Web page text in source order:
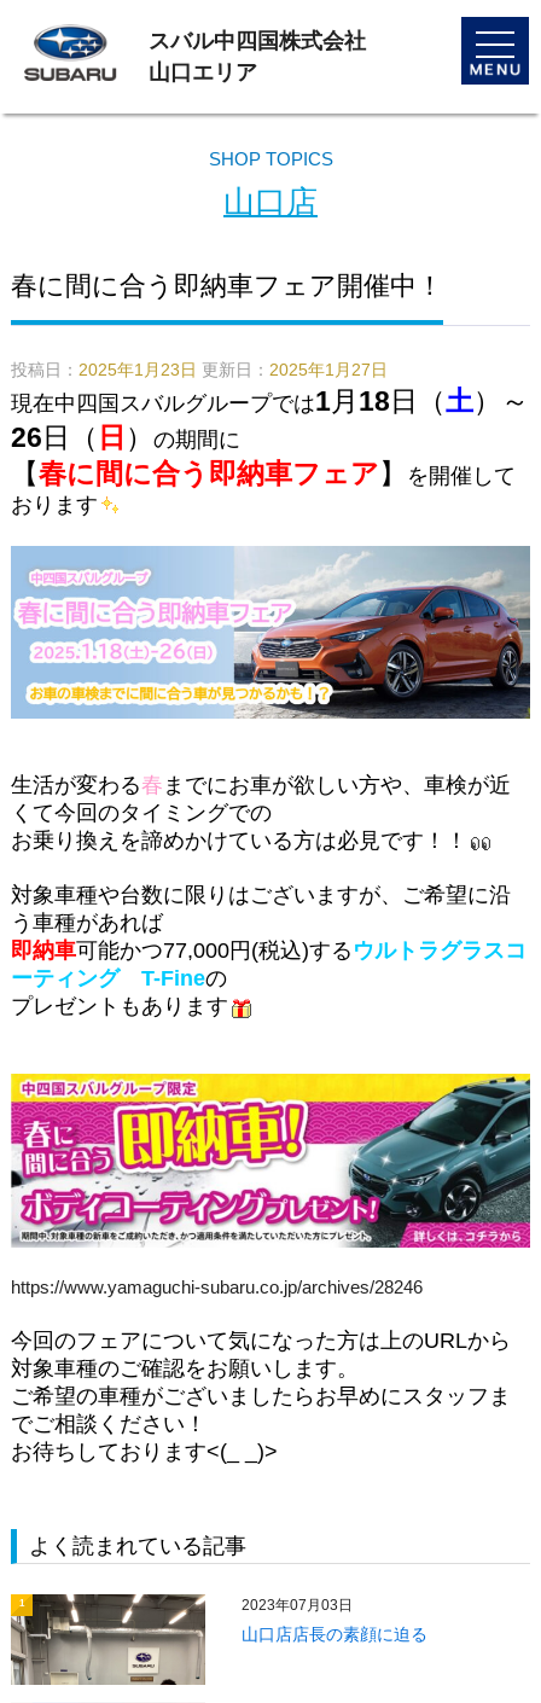
toggle
スバル中四国株式会社
山口エリア
SHOP TOPICS
山口店
春に間に合う即納車フェア開催中！
投稿日： 2025年1月23日 更新日： 2025年1月27日
現在中四国スバルグループでは1月 18日（土）～
26日（ 日 ） の期間に
【春に間に合う即納車フェア】
を開催して
おります
生活が変わる春 までにお車が欲しい方や、車検が近
くて今回のタイミングでの
お乗り換えを諦めかけている方は必見です！！
対象車種や台数に限りはございますが、ご希望に沿
う車種があれば
即納車可能かつ77,000円(税込)する ウルトラグラスコ
ーティング T-Fineの
プレゼントもあります
https://www.yamaguchi-subaru.co.jp/archives/28246
今回のフェアについて気になった方は上のURLから
対象車種のご確認をお願いします。
ご希望の車種がございましたらお早めにスタッフま
でご相談ください！
お待ちしております<(_ _)>
よく読まれている記事
1 2023年07月03日
山口店店長の素顔に迫る